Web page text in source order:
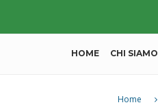
HOME CHI SIAMO
Home